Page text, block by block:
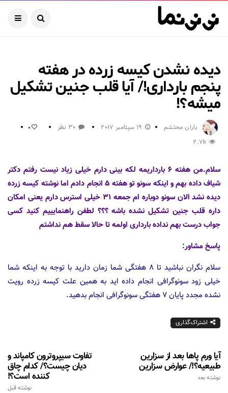
دیده نشدن کیسه زرده در هفته
پنجم بارداری!/ آیا قلب جنین تشکیل
میشه؟!
باران محتشم 19 سپتامبر 2017 30 نظر 0
2.7k
سلام.من هفته ۶ بارداریمه لکه بینی دارم خیلی زیاد نیست رفتم دکتر
شیاف داده بهم و اینکه سونو تو هفته ۵ انجام دادم اما نوشته کیسه زرده
دیده نشد الان سونو دوباره ام جمعه ۳۱ خیلی استرس دارم یعنی امکان
داره قلب جنین تشکیل نشده باشه ؟؟؟ لطفن راهنمایییم کنید کسی
جواب درست بهم نداده بارداری اولمه تا حالا سقط هم نداشتم
پاسخ مشاور:
سلام نگران نباشید تا ۸ هفتگی شما زمان دارید با توجه به اینکه شما
خیلی زود سونوگرافی انجام داده اید به همین علت کیسه زرده رویت
نشده مجدد پایان ۷ هفتگی سونوگرافی انجام بدهید.
اشتراک‌گذاری
تفاوت سیپروترون کامپاند و
دیان چیست؟/ کدام چاق
کننده است؟!
نوشته قبل
آیا ورم پاها بعد از سزارین
طبیعیه؟!/ عوارض سزارین
نوشته بعد